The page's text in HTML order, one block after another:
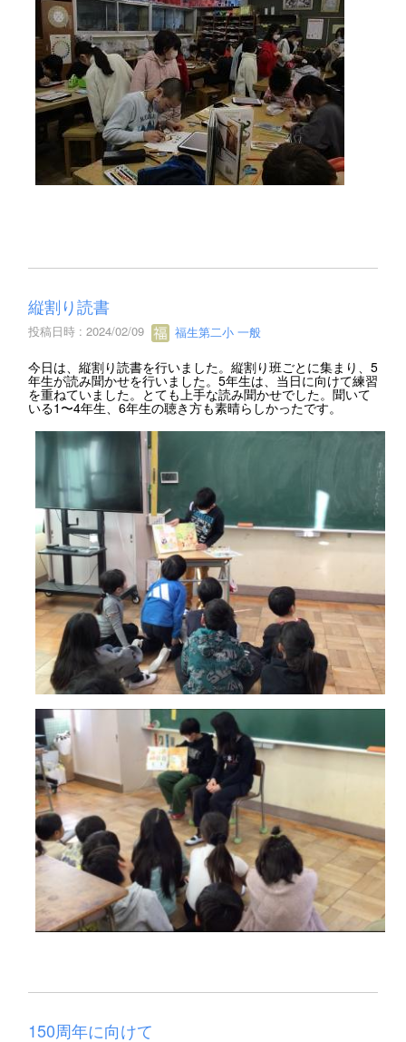
縦割り読書
投稿日時 : 2024/02/09 福生第二小 一般
今日は、縦割り読書を行いました。縦割り班ごとに集まり、5
年生が読み聞かせを行いました。5年生は、当日に向けて練習
を重ねていました。とても上手な読み聞かせでした。聞いて
いる1〜4年生、6年生の聴き方も素晴らしかったです。
150周年に向けて